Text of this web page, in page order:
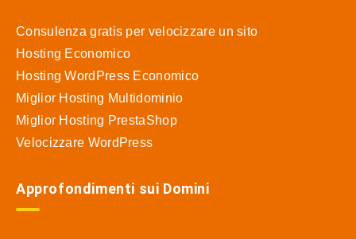
Consulenza gratis per velocizzare un sito
Hosting Economico
Hosting WordPress Economico
Miglior Hosting Multidominio
Miglior Hosting PrestaShop
Velocizzare WordPress
Approfondimenti sui Domini